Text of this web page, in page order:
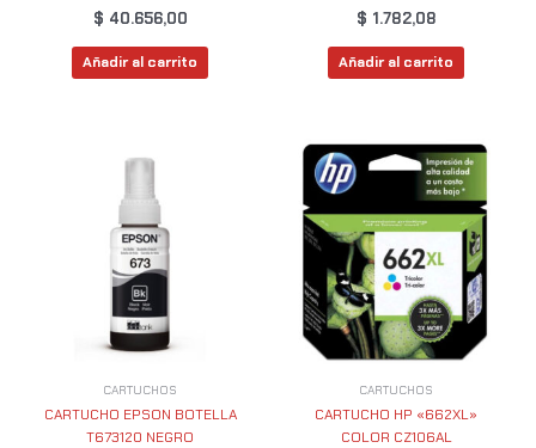
$ 40.656,00
Añadir al carrito
$ 1.782,08
Añadir al carrito
CARTUCHOS
CARTUCHO EPSON BOTELLA
T673120 NEGRO
CARTUCHOS
CARTUCHO HP «662XL»
COLOR CZ106AL